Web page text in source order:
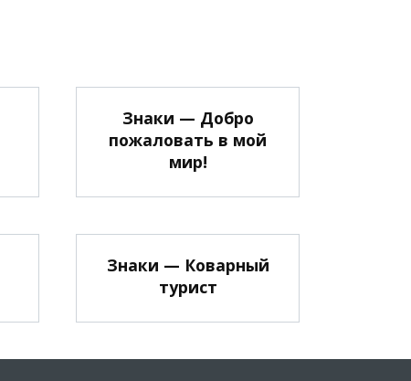
Знаки — Добро
пожаловать в мой
мир!
Знаки — Коварный
турист